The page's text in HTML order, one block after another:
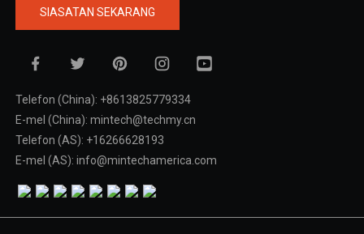
SIASATAN SEKARANG
Telefon (China): +8613825779334
E-mel (China): mintech@techmy.cn
Telefon (AS): +16266628193
E-mel (AS): info@mintechamerica.com